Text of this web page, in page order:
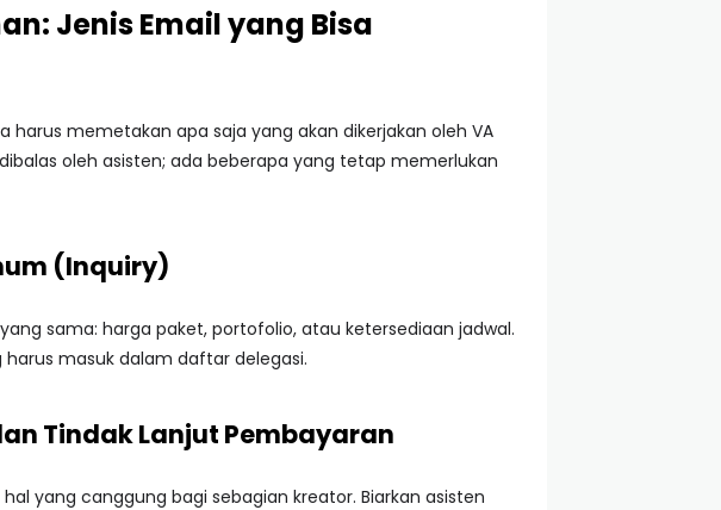
Jenis Email yang Bisa
harus memetakan apa saja yang akan dikerjakan oleh VA
oleh asisten; ada beberapa yang tetap memerlukan
(Inquiry)
sama: harga paket, portofolio, atau ketersediaan jadwal.
masuk dalam daftar delegasi.
Tindak Lanjut Pembayaran
yang canggung bagi sebagian kreator. Biarkan asisten